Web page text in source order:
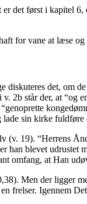
det først i kapitel
for vane at læse
diskuteres det,
2b står der, at
sin kirke
(v. 19). “Herrens
han blevet
omfang, at Han
Men der ligger
frelser. Igennem